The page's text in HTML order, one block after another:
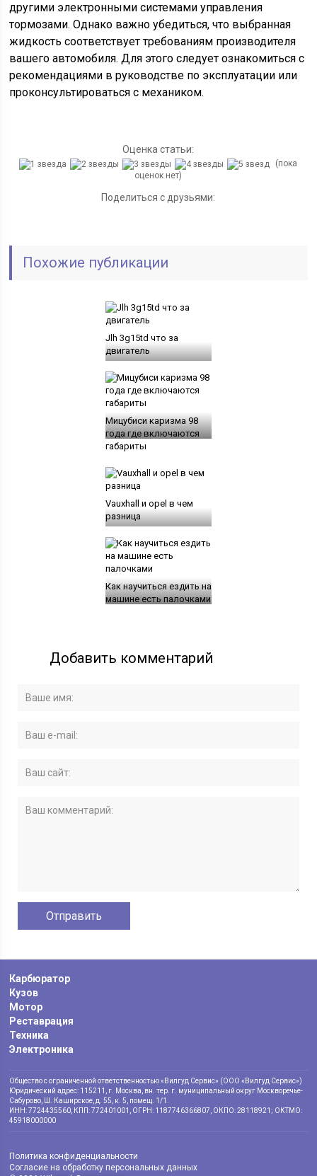
другими электронными системами управления
тормозами. Однако важно убедиться, что выбранная
жидкость соответствует требованиям производителя
вашего автомобиля. Для этого следует ознакомиться с
рекомендациями в руководстве по эксплуатации или
проконсультироваться с механиком.
Оценка статьи:
(пока
оценок нет)
Поделиться с друзьями:
Похожие публикации
Jlh 3g15td что за
двигатель
Мицубиси каризма 98
года где включаются
габариты
Vauxhall и opel в чем
разница
Как научиться ездить на
машине есть палочками
Добавить комментарий
Карбюратор
Кузов
Мотор
Реставрация
Техника
Электроника
Общество с ограниченной ответственностью «Вилгуд Сервис» (ООО «Вилгуд Сервис»)
Юридический адрес: 115211, г. Москва, вн. тер. г. муниципальный округ Москворечье-
Сабурово, Ш. Каширское, д. 55, к. 5, помещ. 1/1.
ИНН: 7724435560, КПП: 772401001, ОГРН: 1187746366807, ОКПО: 28118921; ОКТМО:
45918000000
Политика конфиденциальности
Согласие на обработку персональных данных